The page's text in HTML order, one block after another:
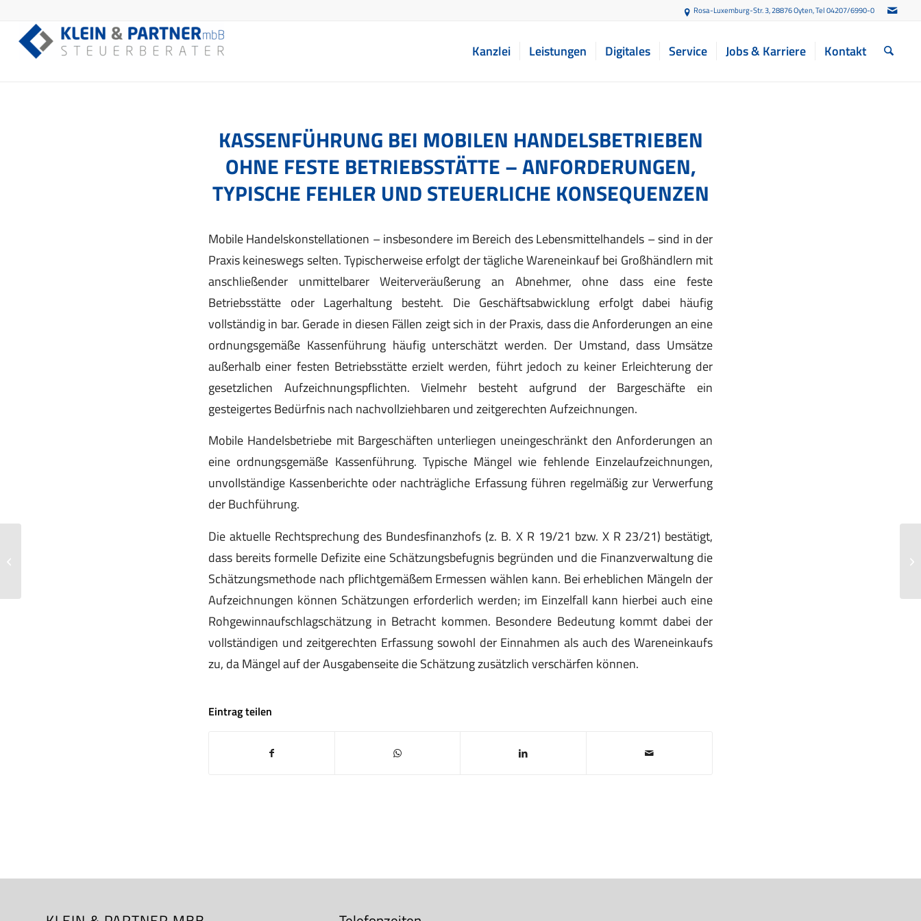
Rosa-Luxemburg-Str. 3, 28876 Oyten, Tel 04207/6990-0
Kanzlei Leistungen Digitales Service Jobs & Karriere Kontakt
KASSENFÜHRUNG BEI MOBILEN HANDELSBETRIEBEN
OHNE FESTE BETRIEBSSTÄTTE – ANFORDERUNGEN,
TYPISCHE FEHLER UND STEUERLICHE KONSEQUENZEN
Mobile Handelskonstellationen – insbesondere im Bereich des Lebensmittelhandels – sind in der
Praxis keineswegs selten. Typischerweise erfolgt der tägliche Wareneinkauf bei Großhändlern mit
anschließender unmittelbarer Weiterveräußerung an Abnehmer, ohne dass eine feste
Betriebsstätte oder Lagerhaltung besteht. Die Geschäftsabwicklung erfolgt dabei häufig
vollständig in bar. Gerade in diesen Fällen zeigt sich in der Praxis, dass die Anforderungen an eine
ordnungsgemäße Kassenführung häufig unterschätzt werden. Der Umstand, dass Umsätze
außerhalb einer festen Betriebsstätte erzielt werden, führt jedoch zu keiner Erleichterung der
gesetzlichen Aufzeichnungspflichten. Vielmehr besteht aufgrund der Bargeschäfte ein
gesteigertes Bedürfnis nach nachvollziehbaren und zeitgerechten Aufzeichnungen.
Mobile Handelsbetriebe mit Bargeschäften unterliegen uneingeschränkt den Anforderungen an
eine ordnungsgemäße Kassenführung. Typische Mängel wie fehlende Einzelaufzeichnungen,
unvollständige Kassenberichte oder nachträgliche Erfassung führen regelmäßig zur Verwerfung
der Buchführung.
Die aktuelle Rechtsprechung des Bundesfinanzhofs (z. B. X R 19/21 bzw. X R 23/21) bestätigt,
dass bereits formelle Defizite eine Schätzungsbefugnis begründen und die Finanzverwaltung die
Schätzungsmethode nach pflichtgemäßem Ermessen wählen kann. Bei erheblichen Mängeln der
Aufzeichnungen können Schätzungen erforderlich werden; im Einzelfall kann hierbei auch eine
Rohgewinnaufschlagschätzung in Betracht kommen. Besondere Bedeutung kommt dabei der
vollständigen und zeitgerechten Erfassung sowohl der Einnahmen als auch des Wareneinkaufs
zu, da Mängel auf der Ausgabenseite die Schätzung zusätzlich verschärfen können.
Eintrag teilen